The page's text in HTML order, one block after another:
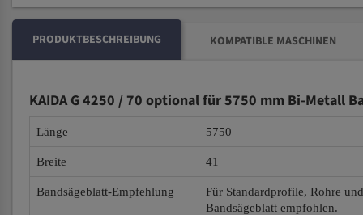
PRODUKTBESCHREIBUNG KOMPATIBLE MASCHINEN
KAIDA G 4250 / 70 optional für 5750 mm Bi-Metall
Länge 5750
Breite 41
Bandsägeblatt-Empfehlung
Für Standardprofile, Rohre
Bandsägeblatt empfohlen.